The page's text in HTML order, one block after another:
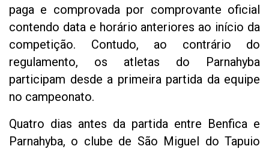
paga e comprovada por comprovante oficial
contendo data e horário anteriores ao início da
competição. Contudo, ao contrário do
regulamento, os atletas do Parnahyba
participam desde a primeira partida da equipe
no campeonato.
Quatro dias antes da partida entre Benfica e
Parnahyba, o clube de São Miguel do Tapuio